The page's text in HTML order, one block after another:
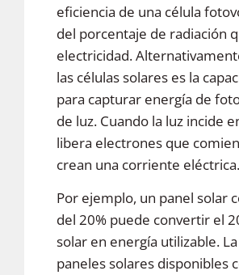
eficiencia de una célula
del porcentaje de radiación
electricidad.
las células solares es la
para capturar energía de
de luz. Cuando la luz incide
libera electrones que
crean una corriente eléctrica.
Por ejemplo, un panel solar
del 20% puede convertir el
solar en energía utilizable.
paneles solares disponibles